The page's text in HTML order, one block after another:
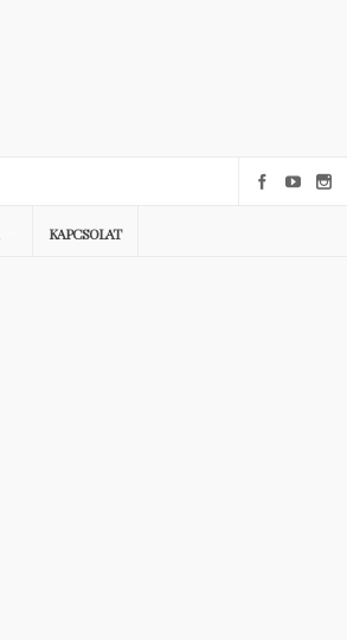
KAPCSOLAT